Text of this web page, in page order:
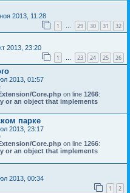
2013, 11:28
1 29 30 31 32
2013, 23:20
1 23 24 25 26
2013, 01:57
Core.php on line 1266:
or an object that implements
парке
2013, 23:17
Core.php on line 1266:
or an object that implements
2013, 00:34
1 2